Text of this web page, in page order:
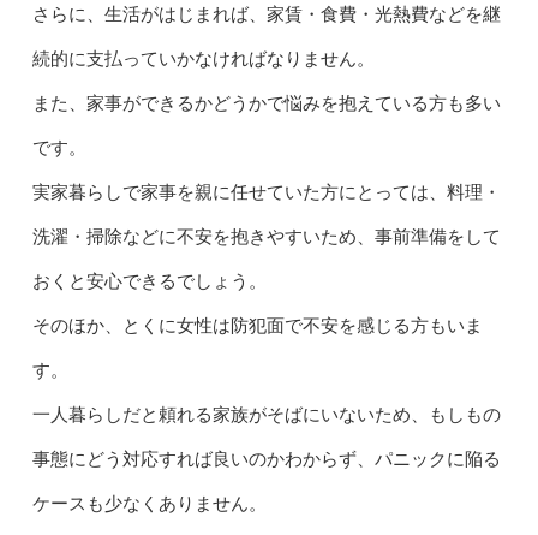
さらに、生活がはじまれば、家賃・食費・光熱費などを継
続的に支払っていかなければなりません。
また、家事ができるかどうかで悩みを抱えている方も多い
です。
実家暮らしで家事を親に任せていた方にとっては、料理・
洗濯・掃除などに不安を抱きやすいため、事前準備をして
おくと安心できるでしょう。
そのほか、とくに女性は防犯面で不安を感じる方もいま
す。
一人暮らしだと頼れる家族がそばにいないため、もしもの
事態にどう対応すれば良いのかわからず、パニックに陥る
ケースも少なくありません。